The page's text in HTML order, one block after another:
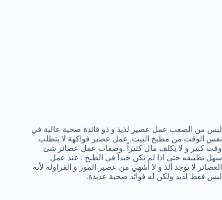
ليس من الصعب عمل عصير لذيذ و ذو فائدة صحية عالية في
نفس الوقت من مطبخ البيت. عمل عصير فواكهة لا يتطلب
وقت كبير و لا يكلف مال كثيراً .وصفات عمل عصائر شئ
سهل تطبيقه حتي اذا لم تكن جيداً في الطبخ . عند عمل
العصائر لا يوجد ألذ و لا أشهي من عصير الموز و الفراولة لأنه
ليس فقط لذيذ ولكن له فوائد صحية عديدة.